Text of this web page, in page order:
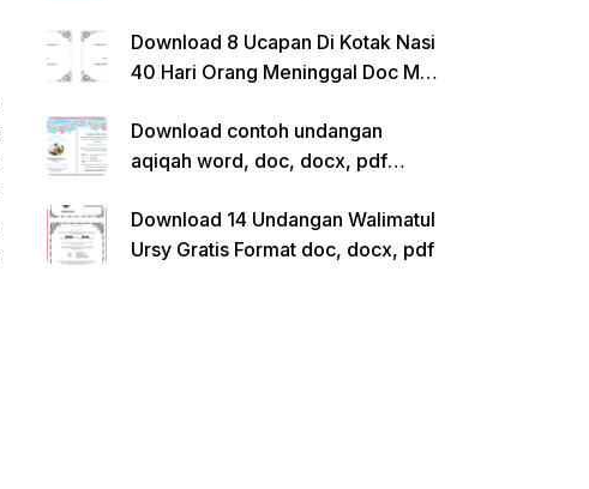
Download 8 Ucapan Di Kotak Nasi
40 Hari Orang Meninggal Doc Ms.
Download contoh undangan
aqiqah word, doc, docx, pdf
Download 14 Undangan Walimatul
Ursy Gratis Format doc, docx, pdf